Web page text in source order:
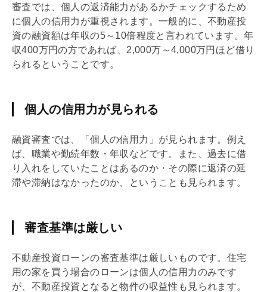
審査では、個人の返済能力 があるかチェックするため
に個人の信用力が重視されます。一般的に、不動産投
資の融資額は年収の5～10倍程度と言われています。年
収400万円の方であれば、2,000万～4,000万円ほど借り
られるということです。
個人の信用力が見られる
融資審査では、「個人の信用力」が見られます。例え
ば、職業や勤続年数・年収などです。また、過去に借
り入れをしていたことはあるのか・その際に返済の延
滞や滞納はなかったのか、ということも見られます。
審査基準は厳しい
不動産投資ローンの審査基準は厳しいものです。住宅
用の家を買う場合のローンは個人の信用力のみです
が、不動産投資となると物件の収益性も見られます。